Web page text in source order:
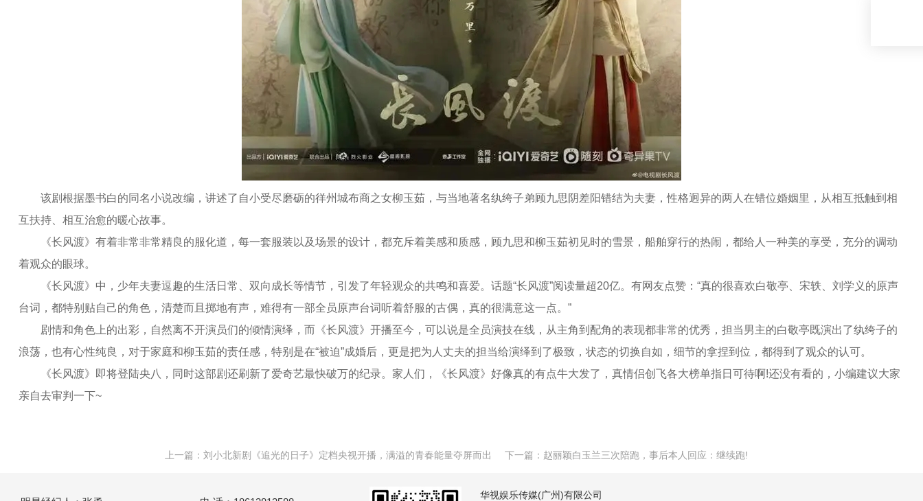
该剧根据墨书白的同名小说改编，讲述了自小受尽磨砺的徉州城布商之女柳玉茹，与当地著名纨绔子弟顾九思阴差阳错结为夫妻，性格迥异的两人在错位婚姻里，从相互抵触到相
互扶持、相互治愈的暖心故事。
《长风渡》有着非常非常精良的服化道，每一套服装以及场景的设计，都充斥着美感和质感，顾九思和柳玉茹初见时的雪景，船舶穿行的热闹，都给人一种美的享受，充分的调动
着观众的眼球。
《长风渡》中，少年夫妻逗趣的生活日常、双向成长等情节，引发了年轻观众的共鸣和喜爱。话题“长风渡”阅读量超20亿。有网友点赞：“真的很喜欢白敬亭、宋轶、刘学义的原声
台词，都特别贴自己的角色，清楚而且掷地有声，难得有一部全员原声台词听着舒服的古偶，真的很满意这一点。”
剧情和角色上的出彩，自然离不开演员们的倾情演绎，而《长风渡》开播至今，可以说是全员演技在线，从主角到配角的表现都非常的优秀，担当男主的白敬亭既演出了纨绔子的
浪荡，也有心性纯良，对于家庭和柳玉茹的责任感，特别是在“被迫”成婚后，更是把为人丈夫的担当给演绎到了极致，状态的切换自如，细节的拿捏到位，都得到了观众的认可。
《长风渡》即将登陆央八，同时这部剧还刷新了爱奇艺最快破万的纪录。家人们，《长风渡》好像真的有点牛大发了，真情侣创飞各大榜单指日可待啊!还没有看的，小编建议大家
亲自去审判一下~
上一篇： 刘小北新剧《追光的日子》定档央视开播，满溢的青春能量夺屏而出 下一篇： 赵丽颖白玉兰三次陪跑，事后本人回应：继续跑!
华视娱乐传媒(广州)有限公司